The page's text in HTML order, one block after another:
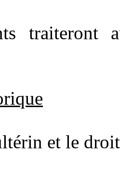
traiteront
et le